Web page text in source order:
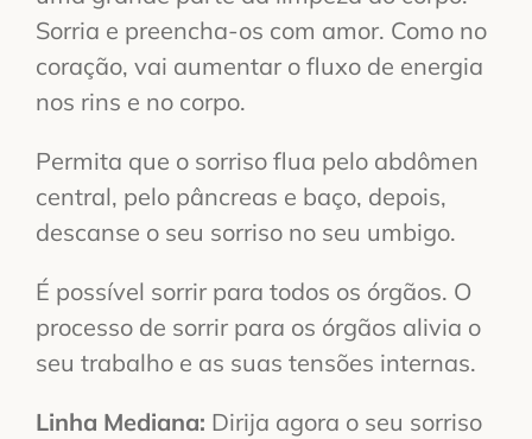
Sorria e preencha-os com amor. Como no
coração, vai aumentar o fluxo de energia
nos rins e no corpo.
Permita que o sorriso flua pelo abdômen
central, pelo pâncreas e baço, depois,
descanse o seu sorriso no seu umbigo.
É possível sorrir para todos os órgãos. O
processo de sorrir para os órgãos alivia o
seu trabalho e as suas tensões internas.
Linha Mediana: Dirija agora o seu sorriso